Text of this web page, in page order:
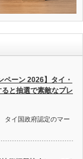
ペーン 2026】タイ・
と抽選で素敵なプレ
タイ国政府認定のマー